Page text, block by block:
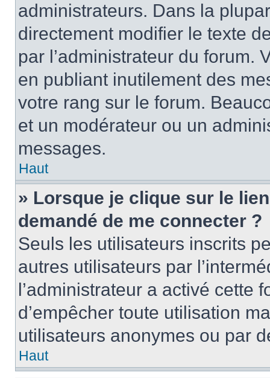
administrateurs. Dans la
directement modifier le texte
par l’administrateur du forum.
en publiant inutilement des
votre rang sur le forum.
et un modérateur ou un
messages.
Haut
» Lorsque je clique sur le
demandé de me connecter ?
Seuls les utilisateurs inscrits
autres utilisateurs par
l’administrateur a activé cette
d’empêcher toute utilisation
utilisateurs anonymes ou par
Haut